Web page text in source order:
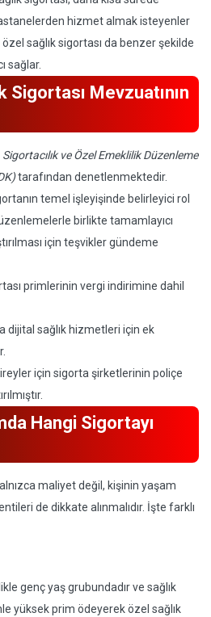
hizmet almak isteyenler
sağlık sigortası da benzer şekilde
sağlar.
Sigortası Mevzuatının
Sigortacılık ve Özel Emeklilik Düzenleme
tarafından denetlenmektedir.
temel işleyişinde belirleyici rol
birlikte tamamlayıcı
için teşvikler gündeme
primlerinin vergi indirimine dahil
dijital sağlık hizmetleri için ek
için sigorta şirketlerinin poliçe
Hangi Sigortayı
maliyet değil, kişinin yaşam
de dikkate alınmalıdır. İşte farklı
genç yaş grubundadır ve sağlık
yüksek prim ödeyerek özel sağlık